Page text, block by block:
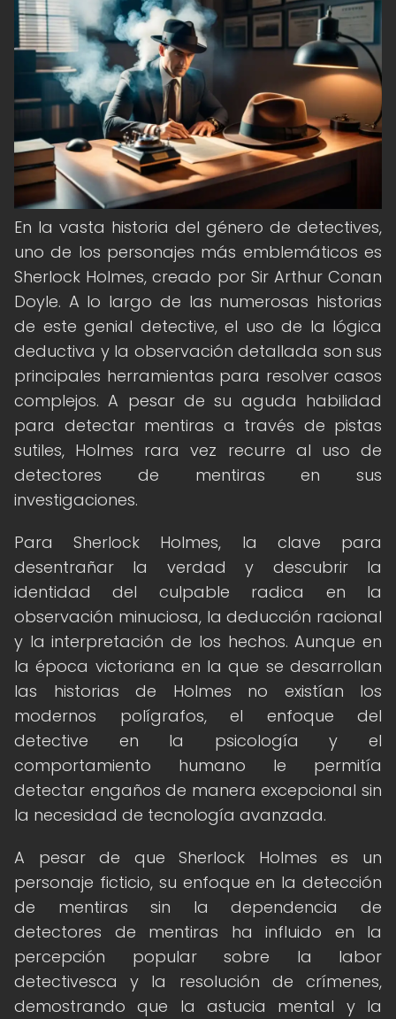
En la vasta historia del género de detectives,
uno de los personajes más emblemáticos es
Sherlock Holmes, creado por Sir Arthur Conan
Doyle. A lo largo de las numerosas historias
de este genial detective, el uso de la lógica
deductiva y la observación detallada son sus
principales herramientas para resolver casos
complejos. A pesar de su aguda habilidad
para detectar mentiras a través de pistas
sutiles, Holmes rara vez recurre al uso de
detectores de mentiras en sus
investigaciones.
Para Sherlock Holmes, la clave para
desentrañar la verdad y descubrir la
identidad del culpable radica en la
observación minuciosa, la deducción racional
y la interpretación de los hechos. Aunque en
la época victoriana en la que se desarrollan
las historias de Holmes no existían los
modernos polígrafos, el enfoque del
detective en la psicología y el
comportamiento humano le permitía
detectar engaños de manera excepcional sin
la necesidad de tecnología avanzada.
A pesar de que Sherlock Holmes es un
personaje ficticio, su enfoque en la detección
de mentiras sin la dependencia de
detectores de mentiras ha influido en la
percepción popular sobre la labor
detectivesca y la resolución de crímenes,
demostrando que la astucia mental y la